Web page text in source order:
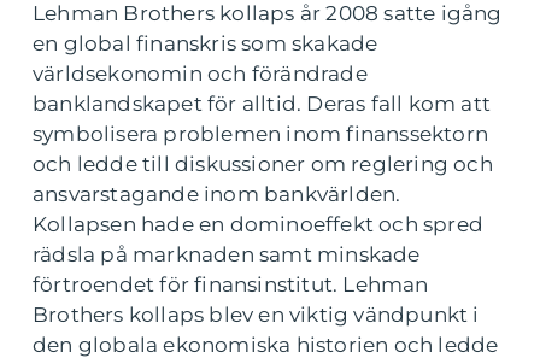
Lehman Brothers kollaps år 2008 satte igång
en global finanskris som skakade
världsekonomin och förändrade
banklandskapet för alltid. Deras fall kom att
symbolisera problemen inom finanssektorn
och ledde till diskussioner om reglering och
ansvarstagande inom bankvärlden.
Kollapsen hade en dominoeffekt och spred
rädsla på marknaden samt minskade
förtroendet för finansinstitut. Lehman
Brothers kollaps blev en viktig vändpunkt i
den globala ekonomiska historien och ledde